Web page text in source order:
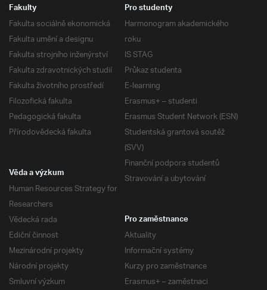
Fakulty
Fakulta sociálně ekonomická
Fakulta umění a designu
Fakulta strojního inženýrství
Fakulta zdravotnických studií
Fakulta životního prostředí
Filozofická fakulta
Pedagogická fakulta
Přírodovědecká fakulta
Pro studenty
Harmonogram akademického
roku
IS STAG
Průkaz studenta
E-learning
Erasmus+ – studenti
Erasmus Student Network (ESN)
Studentská grantová soutěž
(SVV)
Finanční podpora studentů
Stravování a ubytování
Věda a výzkum
Human Resources Strategy for
Researchers
Vědecká rada
Ediční činnost
Mezinárodní projekty
Národní projekty
Smluvní výzkum
Pro zaměstnance
Aktuality
Informační systémy
Kurzy pro zaměstnance
Erasmus+ – zaměstnaci